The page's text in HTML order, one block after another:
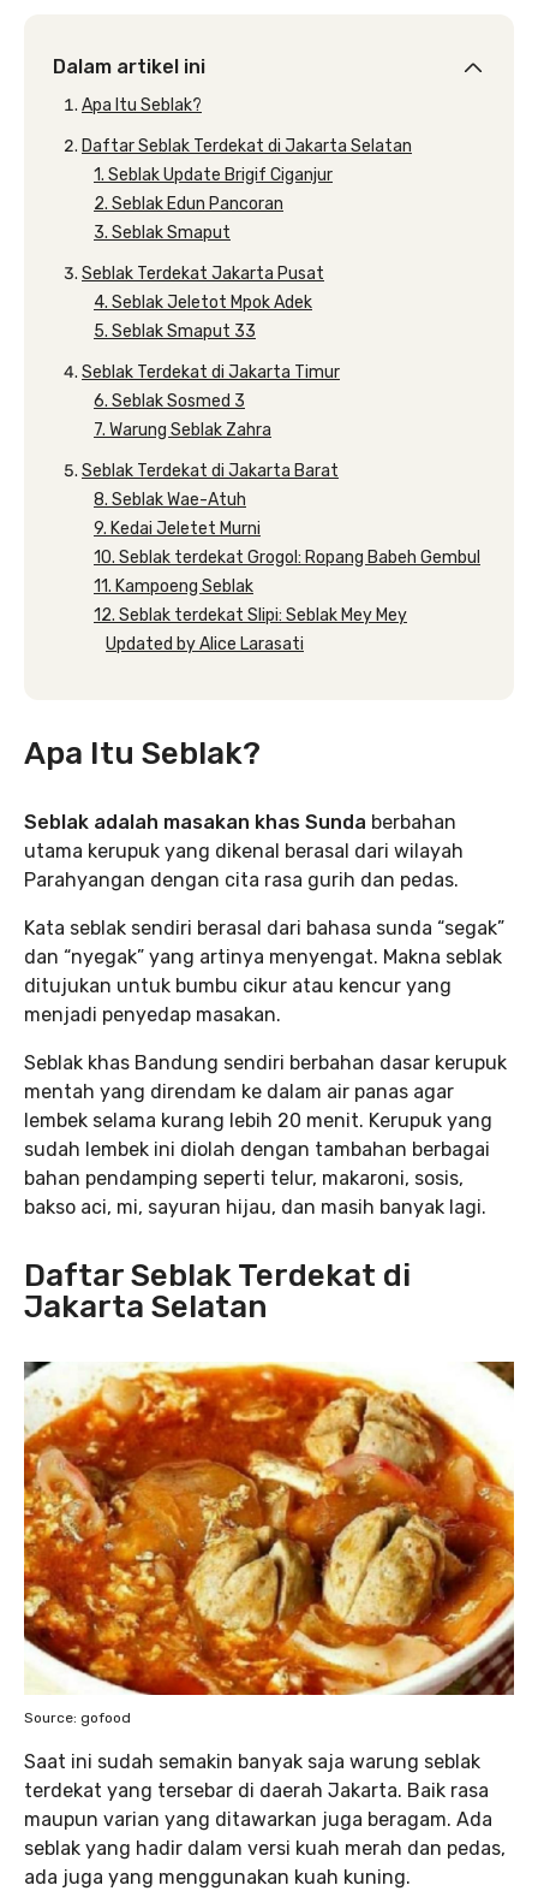
Dalam artikel ini
Apa Itu Seblak?
Daftar Seblak Terdekat di Jakarta Selatan
1. Seblak Update Brigif Ciganjur
2. Seblak Edun Pancoran
3. Seblak Smaput
Seblak Terdekat Jakarta Pusat
4. Seblak Jeletot Mpok Adek
5. Seblak Smaput 33
Seblak Terdekat di Jakarta Timur
6. Seblak Sosmed 3
7. Warung Seblak Zahra
Seblak Terdekat di Jakarta Barat
8. Seblak Wae-Atuh
9. Kedai Jeletet Murni
10. Seblak terdekat Grogol: Ropang Babeh Gembul
11. Kampoeng Seblak
12. Seblak terdekat Slipi: Seblak Mey Mey
Updated by Alice Larasati
Apa Itu Seblak?
Seblak adalah masakan khas Sunda berbahan
utama kerupuk yang dikenal berasal dari wilayah
Parahyangan dengan cita rasa gurih dan pedas.
Kata seblak sendiri berasal dari bahasa sunda “segak”
dan “nyegak” yang artinya menyengat. Makna seblak
ditujukan untuk bumbu cikur atau kencur yang
menjadi penyedap masakan.
Seblak khas Bandung sendiri berbahan dasar kerupuk
mentah yang direndam ke dalam air panas agar
lembek selama kurang lebih 20 menit. Kerupuk yang
sudah lembek ini diolah dengan tambahan berbagai
bahan pendamping seperti telur, makaroni, sosis,
bakso aci, mi, sayuran hijau, dan masih banyak lagi.
Daftar Seblak Terdekat di
Jakarta Selatan
Source: gofood
Saat ini sudah semakin banyak saja warung seblak
terdekat yang tersebar di daerah Jakarta. Baik rasa
maupun varian yang ditawarkan juga beragam. Ada
seblak yang hadir dalam versi kuah merah dan pedas,
ada juga yang menggunakan kuah kuning.